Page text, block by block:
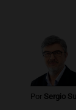
Episodios
Audio.
con
Por Sergio